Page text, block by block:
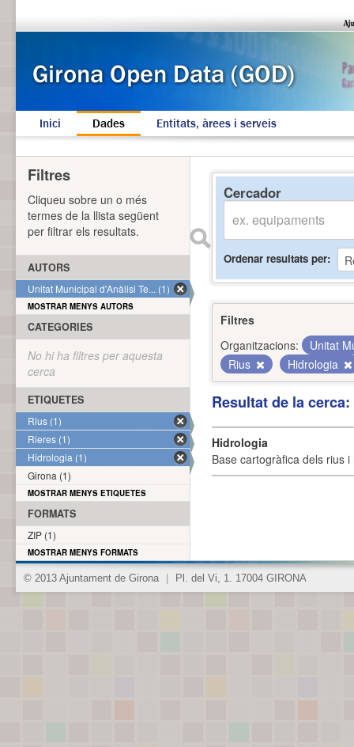
Inici Dades Entitats, àrees i serveis
Cercador
Ordenar resultats per
Filtres
Organitzacions:
Unitat
Rius
Hidrologia
Resultat de la
Hidrologia
Base cartogràfica dels rius
Filtres
Cliqueu sobre un o més
termes de la llista següent
per filtrar els resultats.
AUTORS
Unitat Municipal d'Anàlisi Te... (1)
MOSTRAR MENYS AUTORS
CATEGORIES
No hi ha filtres per aquesta
cerca
ETIQUETES
Rius (1)
Rieres (1)
Hidrologia (1)
Girona (1)
MOSTRAR MENYS ETIQUETES
FORMATS
ZIP (1)
MOSTRAR MENYS FORMATS
© 2013 Ajuntament de Girona Pl. del Vi, 1. 17004 GIRONA